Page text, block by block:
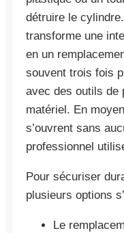
détruire le
transforme une
en un
souvent trois fois
avec des outils de
matériel. En
s’ouvrent sans
professionnel
Pour sécuriser
plusieurs options
Le